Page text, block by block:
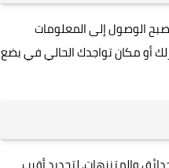
الوصول إلى المعلومات
أو مكان تواجدك الحالي في بضع